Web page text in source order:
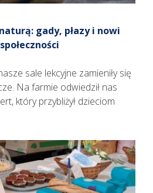
gady, płazy i nowi
sale lekcyjne zamieniły się
Na farmie odwiedził nas
który przybliżył dzieciom